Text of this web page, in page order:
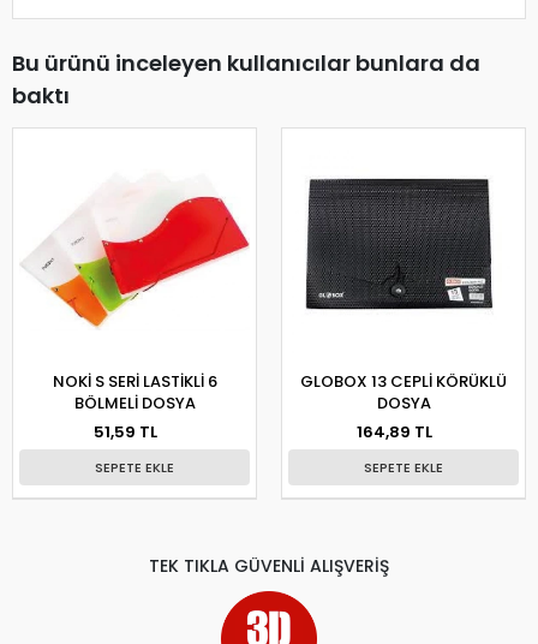
Bu ürünü inceleyen kullanıcılar bunlara da
baktı
NOKİ S SERİ LASTİKLİ 6
BÖLMELİ DOSYA
51,59 TL
SEPETE EKLE
GLOBOX 13 CEPLİ KÖRÜKLÜ
DOSYA
164,89 TL
SEPETE EKLE
TEK TIKLA GÜVENLİ ALIŞVERİŞ